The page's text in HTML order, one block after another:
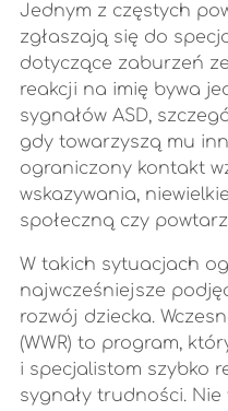
Jednym z częstych
zgłaszają się do
dotyczące zaburzeń
reakcji na imię bywa
sygnałów ASD,
gdy towarzyszą mu
ograniczony kontakt
wskazywania,
społeczną czy
W takich sytuacjach
najwcześniejsze
rozwój dziecka.
(WWR) to program,
i specjalistom szybko
sygnały trudności.